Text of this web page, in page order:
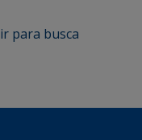
ir para busca